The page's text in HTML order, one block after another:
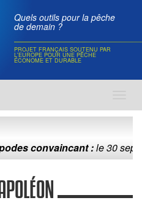
Quels outils pour la pêche
de demain ?
PROJET FRANÇAIS SOUTENU PAR
L'EUROPE POUR UNE PÊCHE
ÉCONOME ET DURABLE
convaincant :le 30